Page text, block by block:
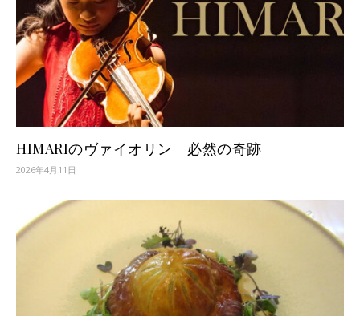
HIMARIのヴァイオリン 必然の奇跡
2026年4月11日